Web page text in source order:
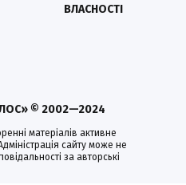
© 2002—2024
матеріалів активне
сайту може не
за авторські
ВЛАСНОСТІ